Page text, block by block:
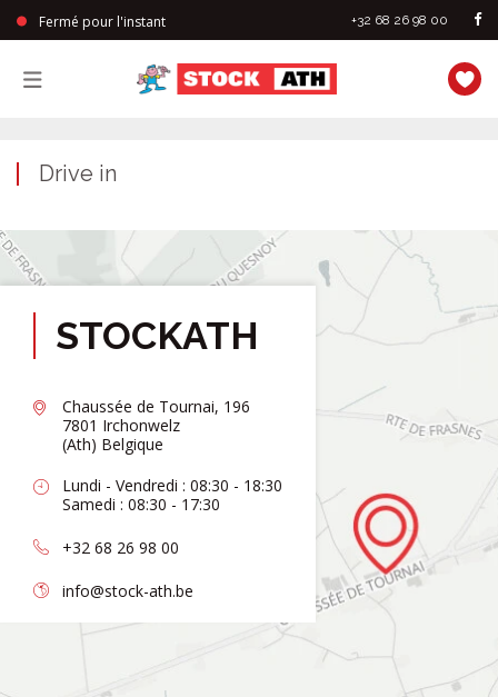
Fermé pour l'instant +32 68 26 98 00
Drive in
STOCKATH
Chaussée de Tournai, 196
7801 Irchonwelz
(Ath) Belgique
Lundi - Vendredi : 08:30 - 18:30
Samedi : 08:30 - 17:30
+32 68 26 98 00
info@stock-ath.be